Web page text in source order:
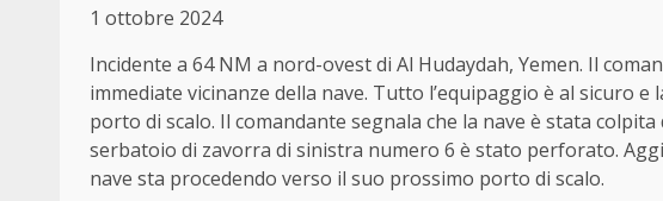
1 ottobre 2024
Incidente a 64 NM a nord-ovest di Al Hudaydah, Yemen. Il
immediate vicinanze della nave. Tutto l’equipaggio è al sicuro
porto di scalo. Il comandante segnala che la nave è stata
serbatoio di zavorra di sinistra numero 6 è stato perforato.
nave sta procedendo verso il suo prossimo porto di scalo.